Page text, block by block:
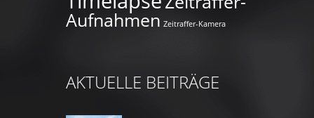
Aufnahmen Zeitraffer-Kamera
AKTUELLE BEITRÄGE